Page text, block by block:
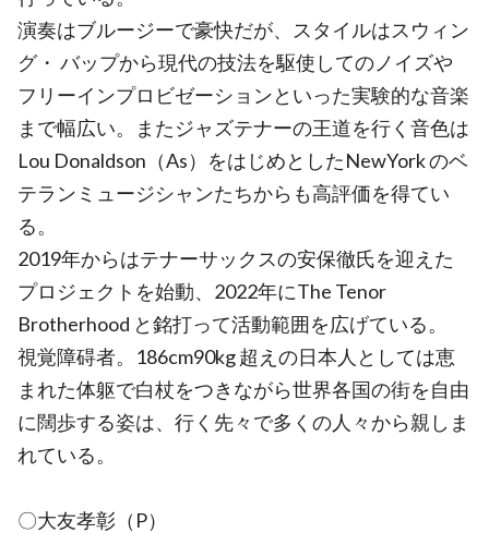
演奏はブルージーで豪快だが、スタイルはスウィン
グ・ バップから現代の技法を駆使してのノイズや
フリーインプロビゼーションといった実験的な音楽
まで幅広い。またジャズテナーの王道を行く音色は
Lou Donaldson（As）をはじめとしたNewYork のベ
テランミュージシャンたちからも高評価を得てい
る。
2019年からはテナーサックスの安保徹氏を迎えた
プロジェクトを始動、2022年にThe Tenor
Brotherhood と銘打って活動範囲を広げている。
視覚障碍者。186cm90kg 超えの日本人としては恵
まれた体躯で白杖をつきながら世界各国の街を自由
に闊歩する姿は、行く先々で多くの人々から親しま
れている。
〇大友孝彰（P）